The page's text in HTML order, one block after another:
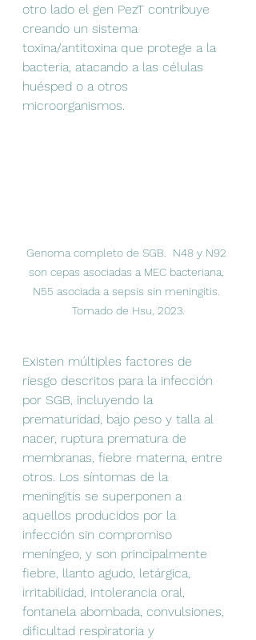
otro lado el gen PezT contribuye
creando un sistema
toxina/antitoxina que protege a la
bacteria, atacando a las células
huésped o a otros
microorganismos.
Genoma completo de SGB.  N48 y N92
son cepas asociadas a MEC bacteriana,
N55 asociada a sepsis sin meningitis.
Tomado de Hsu, 2023.
Existen múltiples factores de
riesgo descritos para la infección
por SGB, incluyendo la
prematuridad, bajo peso y talla al
nacer, ruptura prematura de
membranas, fiebre materna, entre
otros. Los síntomas de la
meningitis se superponen a
aquellos producidos por la
infección sin compromiso
meníngeo, y son principalmente
fiebre, llanto agudo, letárgica,
irritabilidad, intolerancia oral,
fontanela abombada, convulsiones,
dificultad respiratoria y